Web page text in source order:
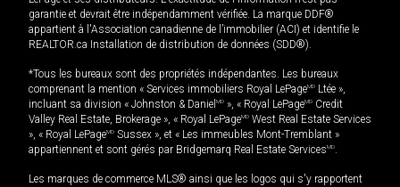
garantie et devrait être indépendamment vérifiée. La marque DDF®
appartient à l'Association canadienne de l’immobilier (ACI) et identifie le
REALTOR.ca Installation de distribution de données (SDD®).
*Tous les bureaux sont des propriétés indépendantes. Les bureaux
comprenant la mention « Services immobiliers Royal LePageMD Ltée »,
incluant sa division « Johnston & Daniel MD », « Royal LePageMD Credit
Valley Real Estate, Brokerage », « Royal LePageMD West Real Estate Services
», « Royal LePageMD Sussex », et « Les immeubles Mont-Tremblant »
appartiennent et sont gérés par Bridgemarq Real Estate ServicesMD.
Les marques de commerce MLS® ainsi que les logos qui s'y rapportent